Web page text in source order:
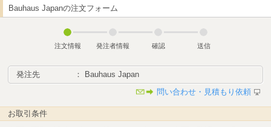
Bauhaus Japanの注文フォーム
注文情報 発注者情報 確認 送信
発注先
： Bauhaus Japan
問い合わせ・見積もり依頼
お取引条件